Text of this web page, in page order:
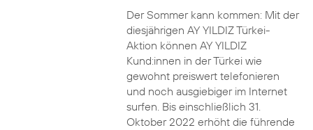
Der Sommer kann kommen: Mit der
diesjährigen AY YILDIZ Türkei-
Aktion können AY YILDIZ
Kund:innen in der Türkei wie
gewohnt preiswert telefonieren
und noch ausgiebiger im Internet
surfen. Bis einschließlich 31.
Oktober 2022 erhöht die führende